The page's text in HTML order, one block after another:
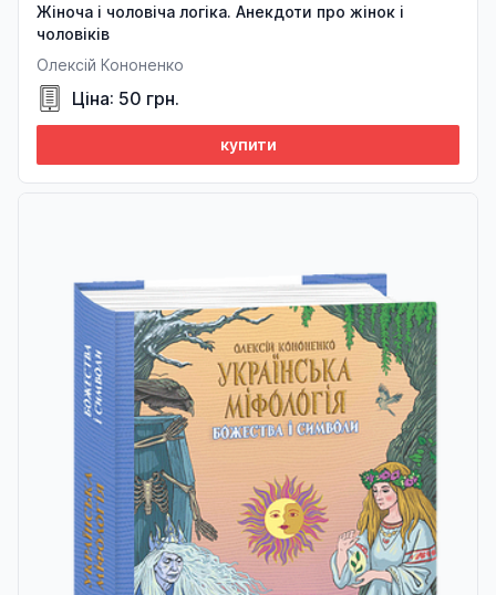
Жіноча і чоловіча логіка. Анекдоти про жінок і
чоловіків
Олексій Кононенко
Ціна: 50 грн.
купити